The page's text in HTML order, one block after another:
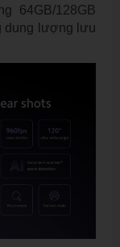
64GB/128GB
dung lượng lưu